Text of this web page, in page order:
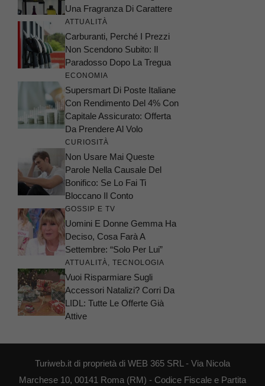
Una Fragranza Di Carattere
ATTUALITÀ
Carburanti, Perché I Prezzi
Non Scendono Subito: Il
Paradosso Dopo La Tregua
ECONOMIA
Supersmart Di Poste Italiane
Con Rendimento Del 4% Con
Capitale Assicurato: Offerta
Da Prendere Al Volo
CURIOSITÀ
Non Usare Mai Queste
Parole Nella Causale Del
Bonifico: Se Lo Fai Ti
Bloccano Il Conto
GOSSIP E TV
Uomini E Donne Gemma Ha
Deciso, Cosa Farà A
Settembre: “Solo Per Lui”
ATTUALITÀ, TECNOLOGIA
Vuoi Risparmiare Sugli
Accessori Natalizi? Corri Da
LIDL: Tutte Le Offerte Già
Attive
Turiweb.it di proprietà di WEB 365 SRL - Via Nicola
Marchese 10, 00141 Roma (RM) - Codice Fiscale e Partita